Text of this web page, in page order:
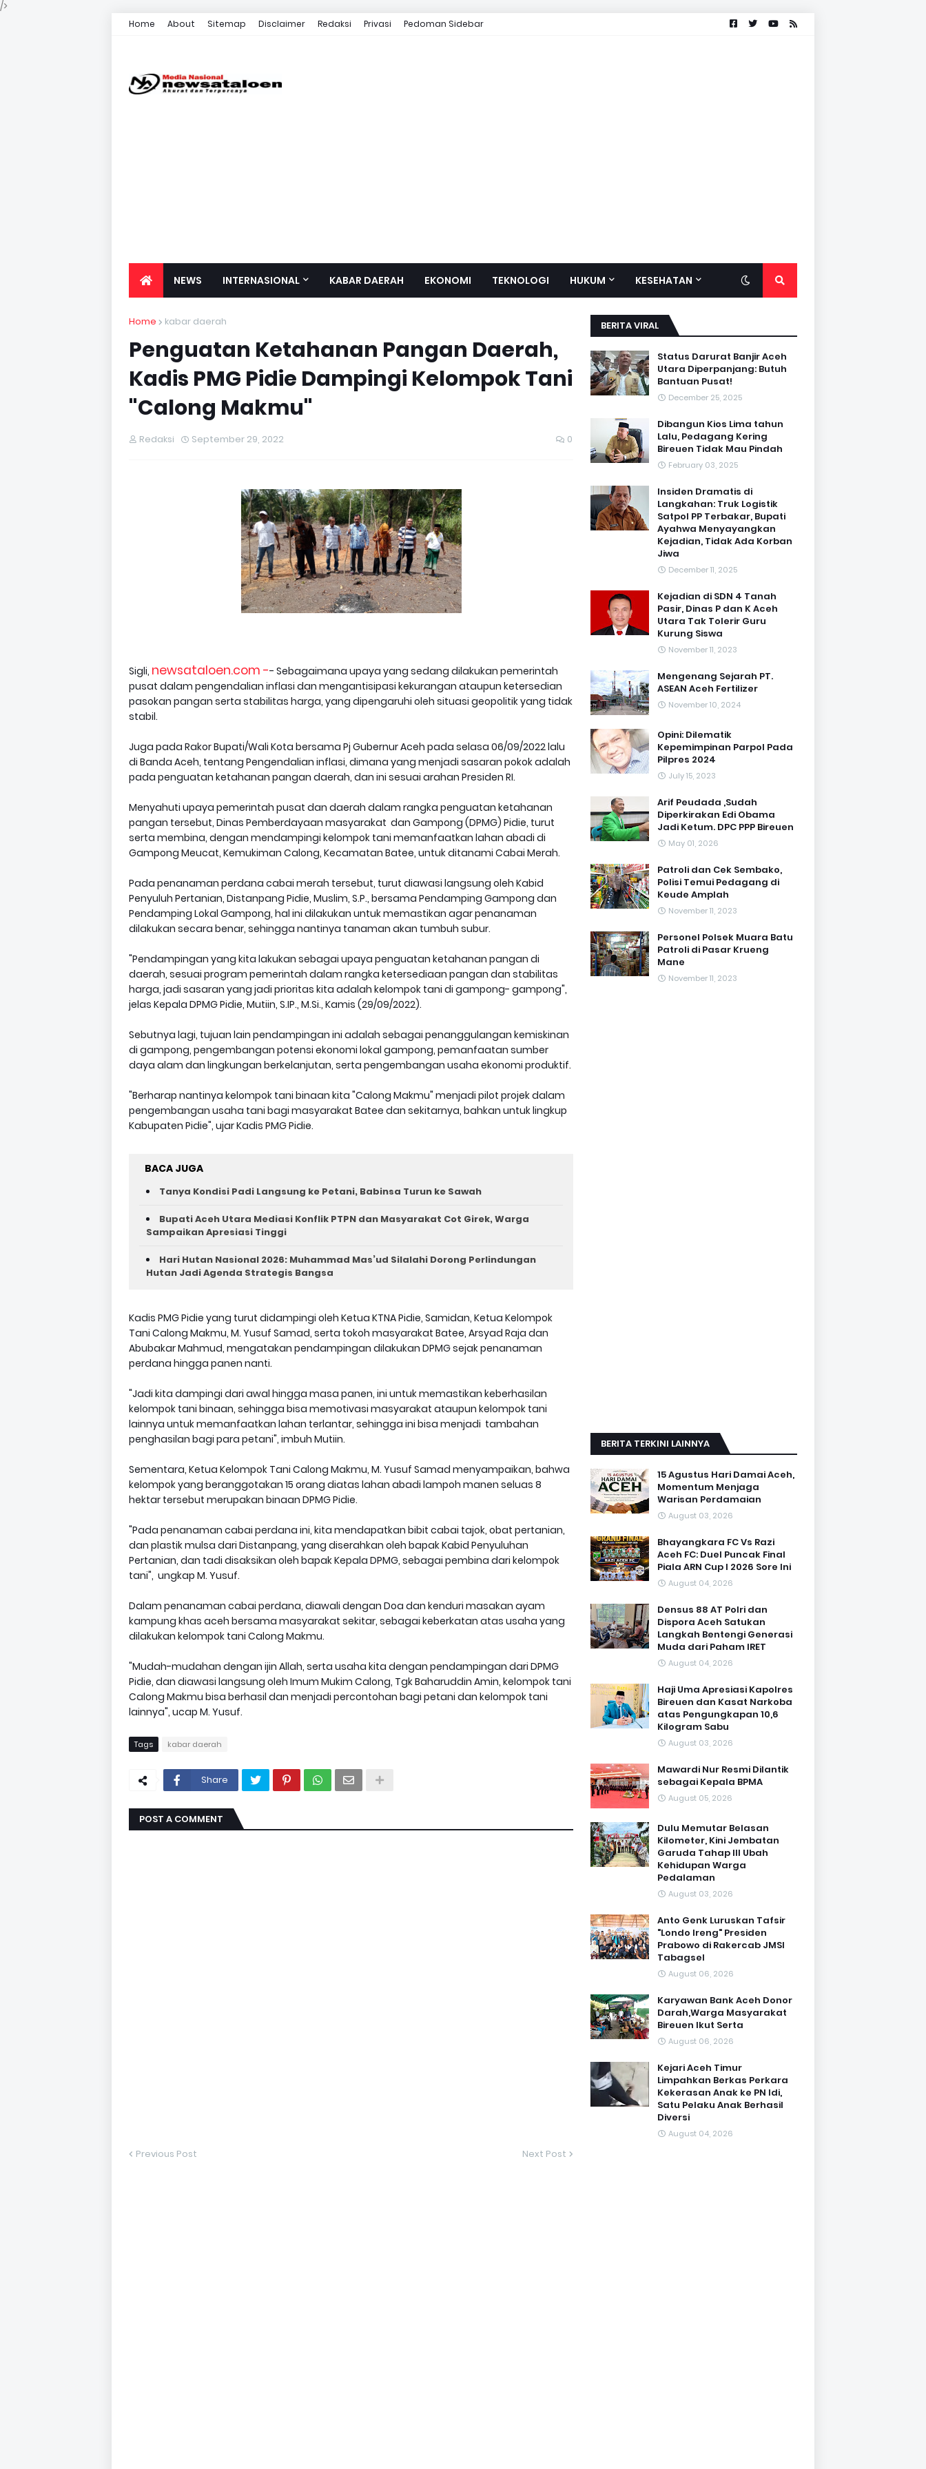
/>
Home About Sitemap Disclaimer Redaksi Privasi Pedoman Sidebar
NEWS INTERNASIONAL KABAR DAERAH EKONOMI TEKNOLOGI HUKUM KESEHATAN
Home kabar daerah
Penguatan Ketahanan Pangan Daerah,
Kadis PMG Pidie Dampingi Kelompok Tani
"Calong Makmu"
Redaksi September 29, 2022 0
Sigli, newsataloen.com -- Sebagaimana upaya yang sedang dilakukan pemerintah
pusat dalam pengendalian inflasi dan mengantisipasi kekurangan ataupun ketersedian
pasokan pangan serta stabilitas harga, yang dipengaruhi oleh situasi geopolitik yang tidak
stabil.
Juga pada Rakor Bupati/Wali Kota bersama Pj Gubernur Aceh pada selasa 06/09/2022 lalu
di Banda Aceh, tentang Pengendalian inflasi, dimana yang menjadi sasaran pokok adalah
pada penguatan ketahanan pangan daerah, dan ini sesuai arahan Presiden RI.
Menyahuti upaya pemerintah pusat dan daerah dalam rangka penguatan ketahanan
pangan tersebut, Dinas Pemberdayaan masyarakat dan Gampong (DPMG) Pidie, turut
serta membina, dengan mendampingi kelompok tani memanfaatkan lahan abadi di
Gampong Meucat, Kemukiman Calong, Kecamatan Batee, untuk ditanami Cabai Merah.
Pada penanaman perdana cabai merah tersebut, turut diawasi langsung oleh Kabid
Penyuluh Pertanian, Distanpang Pidie, Muslim, S.P., bersama Pendamping Gampong dan
Pendamping Lokal Gampong, hal ini dilakukan untuk memastikan agar penanaman
dilakukan secara benar, sehingga nantinya tanaman akan tumbuh subur.
"Pendampingan yang kita lakukan sebagai upaya penguatan ketahanan pangan di
daerah, sesuai program pemerintah dalam rangka ketersediaan pangan dan stabilitas
harga, jadi sasaran yang jadi prioritas kita adalah kelompok tani di gampong- gampong",
jelas Kepala DPMG Pidie, Mutiin, S.IP., M.Si., Kamis (29/09/2022).
Sebutnya lagi, tujuan lain pendampingan ini adalah sebagai penanggulangan kemiskinan
di gampong, pengembangan potensi ekonomi lokal gampong, pemanfaatan sumber
daya alam dan lingkungan berkelanjutan, serta pengembangan usaha ekonomi produktif.
"Berharap nantinya kelompok tani binaan kita "Calong Makmu" menjadi pilot projek dalam
pengembangan usaha tani bagi masyarakat Batee dan sekitarnya, bahkan untuk lingkup
Kabupaten Pidie", ujar Kadis PMG Pidie.
BACA JUGA
Tanya Kondisi Padi Langsung ke Petani, Babinsa Turun ke Sawah
Bupati Aceh Utara Mediasi Konflik PTPN dan Masyarakat Cot Girek, Warga
Sampaikan Apresiasi Tinggi
Hari Hutan Nasional 2026: Muhammad Mas’ud Silalahi Dorong Perlindungan
Hutan Jadi Agenda Strategis Bangsa
Kadis PMG Pidie yang turut didampingi oleh Ketua KTNA Pidie, Samidan, Ketua Kelompok
Tani Calong Makmu, M. Yusuf Samad, serta tokoh masyarakat Batee, Arsyad Raja dan
Abubakar Mahmud, mengatakan pendampingan dilakukan DPMG sejak penanaman
perdana hingga panen nanti.
"Jadi kita dampingi dari awal hingga masa panen, ini untuk memastikan keberhasilan
kelompok tani binaan, sehingga bisa memotivasi masyarakat ataupun kelompok tani
lainnya untuk memanfaatkan lahan terlantar, sehingga ini bisa menjadi tambahan
penghasilan bagi para petani", imbuh Mutiin.
Sementara, Ketua Kelompok Tani Calong Makmu, M. Yusuf Samad menyampaikan, bahwa
kelompok yang beranggotakan 15 orang diatas lahan abadi lampoh manen seluas 8
hektar tersebut merupakan binaan DPMG Pidie.
"Pada penanaman cabai perdana ini, kita mendapatkan bibit cabai tajok, obat pertanian,
dan plastik mulsa dari Distanpang, yang diserahkan oleh bapak Kabid Penyuluhan
Pertanian, dan tadi disaksikan oleh bapak Kepala DPMG, sebagai pembina dari kelompok
tani", ungkap M. Yusuf.
Dalam penanaman cabai perdana, diawali dengan Doa dan kenduri masakan ayam
kampung khas aceh bersama masyarakat sekitar, sebagai keberkatan atas usaha yang
dilakukan kelompok tani Calong Makmu.
"Mudah-mudahan dengan ijin Allah, serta usaha kita dengan pendampingan dari DPMG
Pidie, dan diawasi langsung oleh Imum Mukim Calong, Tgk Baharuddin Amin, kelompok tani
Calong Makmu bisa berhasil dan menjadi percontohan bagi petani dan kelompok tani
lainnya", ucap M. Yusuf.
Tags kabar daerah
Share
POST A COMMENT
Previous Post Next Post
BERITA VIRAL
Status Darurat Banjir Aceh
Utara Diperpanjang: Butuh
Bantuan Pusat!
December 25, 2025
Dibangun Kios Lima tahun
Lalu, Pedagang Kering
Bireuen Tidak Mau Pindah
February 03, 2025
Insiden Dramatis di
Langkahan: Truk Logistik
Satpol PP Terbakar, Bupati
Ayahwa Menyayangkan
Kejadian, Tidak Ada Korban
Jiwa
December 11, 2025
Kejadian di SDN 4 Tanah
Pasir, Dinas P dan K Aceh
Utara Tak Tolerir Guru
Kurung Siswa
November 11, 2023
Mengenang Sejarah PT.
ASEAN Aceh Fertilizer
November 10, 2024
Opini: Dilematik
Kepemimpinan Parpol Pada
Pilpres 2024
July 15, 2023
Arif Peudada ,Sudah
Diperkirakan Edi Obama
Jadi Ketum. DPC PPP Bireuen
May 01, 2026
Patroli dan Cek Sembako,
Polisi Temui Pedagang di
Keude Amplah
November 11, 2023
Personel Polsek Muara Batu
Patroli di Pasar Krueng
Mane
November 11, 2023
BERITA TERKINI LAINNYA
15 Agustus Hari Damai Aceh,
Momentum Menjaga
Warisan Perdamaian
August 03, 2026
Bhayangkara FC Vs Razi
Aceh FC: Duel Puncak Final
Piala ARN Cup I 2026 Sore Ini
August 04, 2026
Densus 88 AT Polri dan
Dispora Aceh Satukan
Langkah Bentengi Generasi
Muda dari Paham IRET
August 04, 2026
Haji Uma Apresiasi Kapolres
Bireuen dan Kasat Narkoba
atas Pengungkapan 10,6
Kilogram Sabu
August 03, 2026
Mawardi Nur Resmi Dilantik
sebagai Kepala BPMA
August 05, 2026
Dulu Memutar Belasan
Kilometer, Kini Jembatan
Garuda Tahap III Ubah
Kehidupan Warga
Pedalaman ‎
August 03, 2026
Anto Genk Luruskan Tafsir
"Londo Ireng" Presiden
Prabowo di Rakercab JMSI
Tabagsel
August 06, 2026
Karyawan Bank Aceh Donor
Darah,Warga Masyarakat
Bireuen Ikut Serta
August 06, 2026
Kejari Aceh Timur
Limpahkan Berkas Perkara
Kekerasan Anak ke PN Idi,
Satu Pelaku Anak Berhasil
Diversi
August 04, 2026